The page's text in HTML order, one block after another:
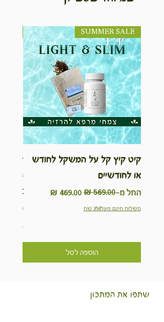
SUMMER SALE
קיט קיץ קל על המשקל לחודש
או לחודשיים
החל מ-
מחיר רגיל
מחיר מבצע
משלוח חינם מעל350 שח
הוספה לסל
ערכת
Kit
מחיר